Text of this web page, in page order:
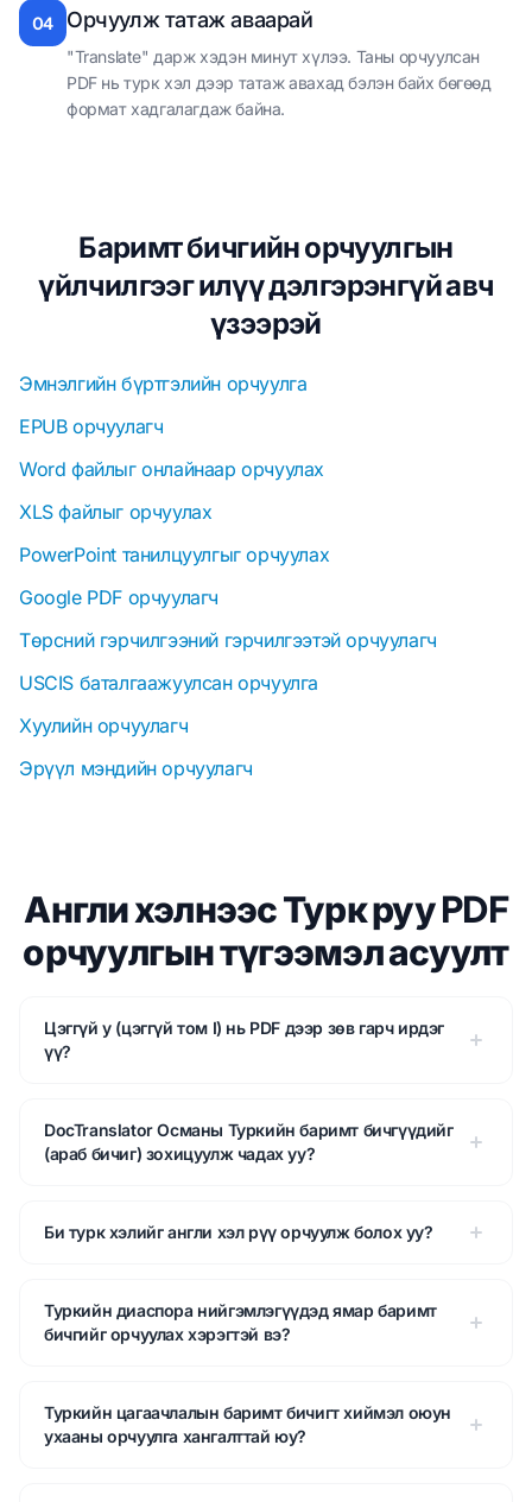
04 Орчуулж татаж аваарай
"Translate" дарж хэдэн минут хүлээ. Таны орчуулсан
PDF нь турк хэл дээр татаж авахад бэлэн байх бөгөөд
формат хадгалагдаж байна.
Баримт бичгийн орчуулгын
үйлчилгээг илүү дэлгэрэнгүй авч
үзээрэй
Эмнэлгийн бүртгэлийн орчуулга
EPUB орчуулагч
Word файлыг онлайнаар орчуулах
XLS файлыг орчуулах
PowerPoint танилцуулгыг орчуулах
Google PDF орчуулагч
Төрсний гэрчилгээний гэрчилгээтэй орчуулагч
USCIS баталгаажуулсан орчуулга
Хуулийн орчуулагч
Эрүүл мэндийн орчуулагч
Англи хэлнээс Турк руу PDF
орчуулгын түгээмэл асуулт
Цэггүй y (цэггүй том I) нь PDF дээр зөв гарч ирдэг
үү?
DocTranslator Османы Туркийн баримт бичгүүдийг
(араб бичиг) зохицуулж чадах уу?
Би турк хэлийг англи хэл рүү орчуулж болох уу?
Туркийн диаспора нийгэмлэгүүдэд ямар баримт
бичгийг орчуулах хэрэгтэй вэ?
Туркийн цагаачлалын баримт бичигт хиймэл оюун
ухааны орчуулга хангалттай юу?